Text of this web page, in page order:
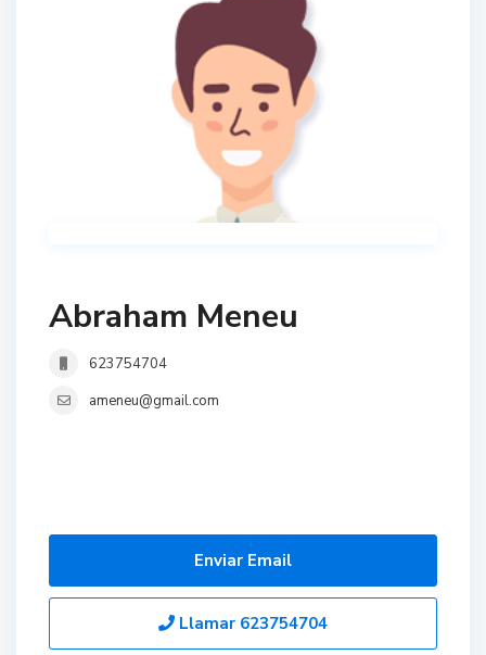
Abraham Meneu
623754704
ameneu@gmail.com
Enviar Email
Llamar 623754704